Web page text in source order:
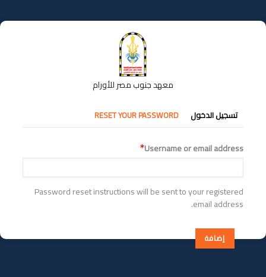
إلى
المحتوى
معهد جنوب مصر للأورام
التبويبات
الأساسية
تسجيل الدخول RESET YOUR PASSWORD
Username or email address
Password reset instructions will be sent to your registered
email address.